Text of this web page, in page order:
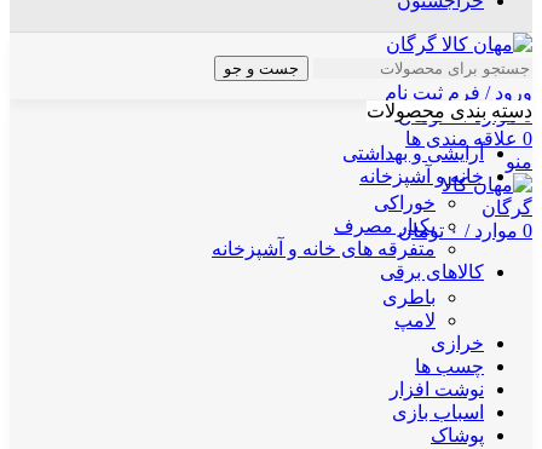
جست و جو
ورود / فرم ثبت نام
0 موارد / ۰ تومان
0 علاقه مندی ها
منو
0 موارد / ۰ تومان
دسته بندی محصولات
آرایشی و بهداشتی
خانه و آشپزخانه
خوراکی
یکبار مصرف
متفرقه های خانه و آشپزخانه
کالاهای برقی
باطری
لامپ
خرازی
چسب ها
نوشت افزار
اسباب بازی
پوشاک